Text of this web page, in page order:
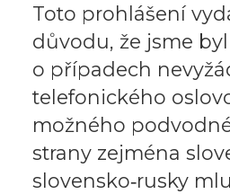
Toto prohlášení
důvodu, že jsme
o případech
telefonického
možného
strany zejména
slovensko‑rusky